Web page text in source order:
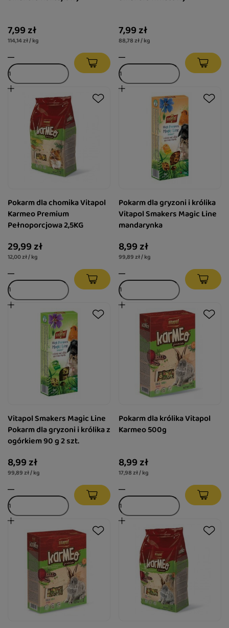
7,99 zł
114,14 zł / kg
7,99 zł
88,78 zł / kg
Pokarm dla chomika Vitapol
Karmeo Premium
Pełnoporcjowa 2,5KG
29,99 zł
12,00 zł / kg
Pokarm dla gryzoni i królika
Vitapol Smakers Magic Line
mandarynka
8,99 zł
99,89 zł / kg
Vitapol Smakers Magic Line
Pokarm dla gryzoni i królika z
ogórkiem 90 g 2 szt.
8,99 zł
99,89 zł / kg
Pokarm dla królika Vitapol
Karmeo 500g
8,99 zł
17,98 zł / kg